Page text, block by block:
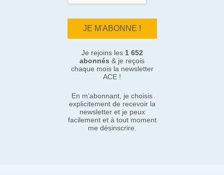
Je rejoins les 1 652
abonnés & je reçois
chaque mois la newsletter
ACE !
En m’abonnant, je choisis
explicitement de recevoir la
newsletter et je peux
facilement et à tout moment
me désinscrire.